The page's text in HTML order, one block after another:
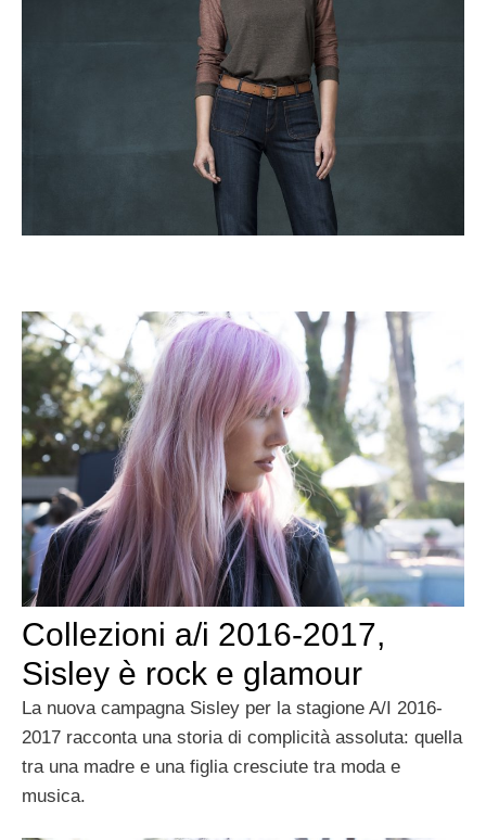
Collezioni a/i 2016-2017,
Sisley è rock e glamour
La nuova campagna Sisley per la stagione A/I 2016-
2017 racconta una storia di complicità assoluta: quella
tra una madre e una figlia cresciute tra moda e
musica.